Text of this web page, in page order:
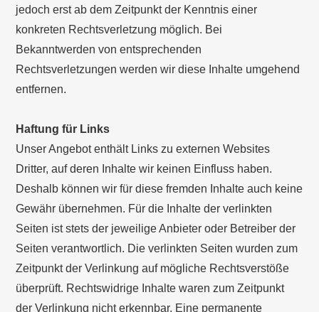
jedoch erst ab dem Zeitpunkt der Kenntnis einer
konkreten Rechtsverletzung möglich. Bei
Bekanntwerden von entsprechenden
Rechtsverletzungen werden wir diese Inhalte umgehend
entfernen.
Haftung für Links
Unser Angebot enthält Links zu externen Websites
Dritter, auf deren Inhalte wir keinen Einfluss haben.
Deshalb können wir für diese fremden Inhalte auch keine
Gewähr übernehmen. Für die Inhalte der verlinkten
Seiten ist stets der jeweilige Anbieter oder Betreiber der
Seiten verantwortlich. Die verlinkten Seiten wurden zum
Zeitpunkt der Verlinkung auf mögliche Rechtsverstöße
überprüft. Rechtswidrige Inhalte waren zum Zeitpunkt
der Verlinkung nicht erkennbar. Eine permanente